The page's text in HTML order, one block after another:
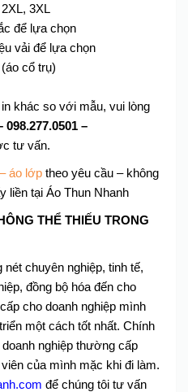
3XL
để lựa chọn
vải để lựa chọn
cổ trụ)
khác so với mẫu, vui lòng
098.277.0501 –
tư vấn.
áo lớp theo yêu cầu – không
liền tại Áo Thun Nhanh
THỂ THIẾU TRONG
nét chuyên nghiệp, tinh tế,
đồng bộ hóa đến cho
cho doanh nghiệp mình
một cách tốt nhất. Chính
nghiệp thường cấp
của mình mặc khi đi làm.
để chúng tôi tư vấn